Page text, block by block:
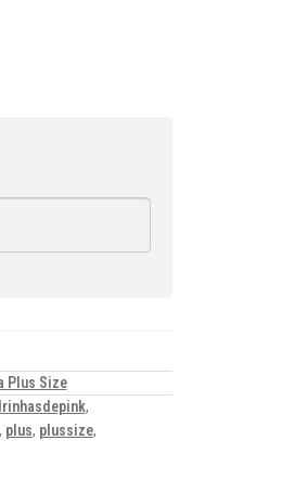
Plus Size
,
plus, plussize,